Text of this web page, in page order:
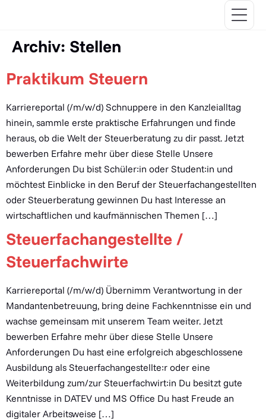
Archiv: Stellen
Praktikum Steuern
Karriereportal (/m/w/d) Schnuppere in den Kanzleialltag
hinein, sammle erste praktische Erfahrungen und finde
heraus, ob die Welt der Steuerberatung zu dir passt. Jetzt
bewerben Erfahre mehr über diese Stelle Unsere
Anforderungen Du bist Schüler:in oder Student:in und
möchtest Einblicke in den Beruf der Steuerfachangestellten
oder Steuerberatung gewinnen Du hast Interesse an
wirtschaftlichen und kaufmännischen Themen […]
Steuerfachangestellte /
Steuerfachwirte
Karriereportal (/m/w/d) Übernimm Verantwortung in der
Mandantenbetreuung, bring deine Fachkenntnisse ein und
wachse gemeinsam mit unserem Team weiter. Jetzt
bewerben Erfahre mehr über diese Stelle Unsere
Anforderungen Du hast eine erfolgreich abgeschlossene
Ausbildung als Steuerfachangestellte:r oder eine
Weiterbildung zum/zur Steuerfachwirt:in Du besitzt gute
Kenntnisse in DATEV und MS Office Du hast Freude an
digitaler Arbeitsweise […]